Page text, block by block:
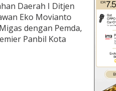
Daerah I Ditjen
Eko Movianto
dengan Pemda,
Panbil Kota